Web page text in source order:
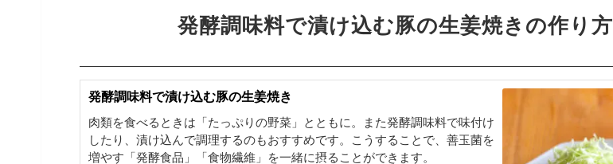
発酵調味料で漬け込む豚の生姜焼きの作り方
発酵調味料で漬け込む豚の生姜焼き
肉類を食べるときは「たっぷりの野菜」とともに。また発酵調味料で味付け
したり、漬け込んで調理するのもおすすめです。こうすることで、善玉菌を
増やす「発酵食品」「食物繊維」を一緒に摂ることができます。